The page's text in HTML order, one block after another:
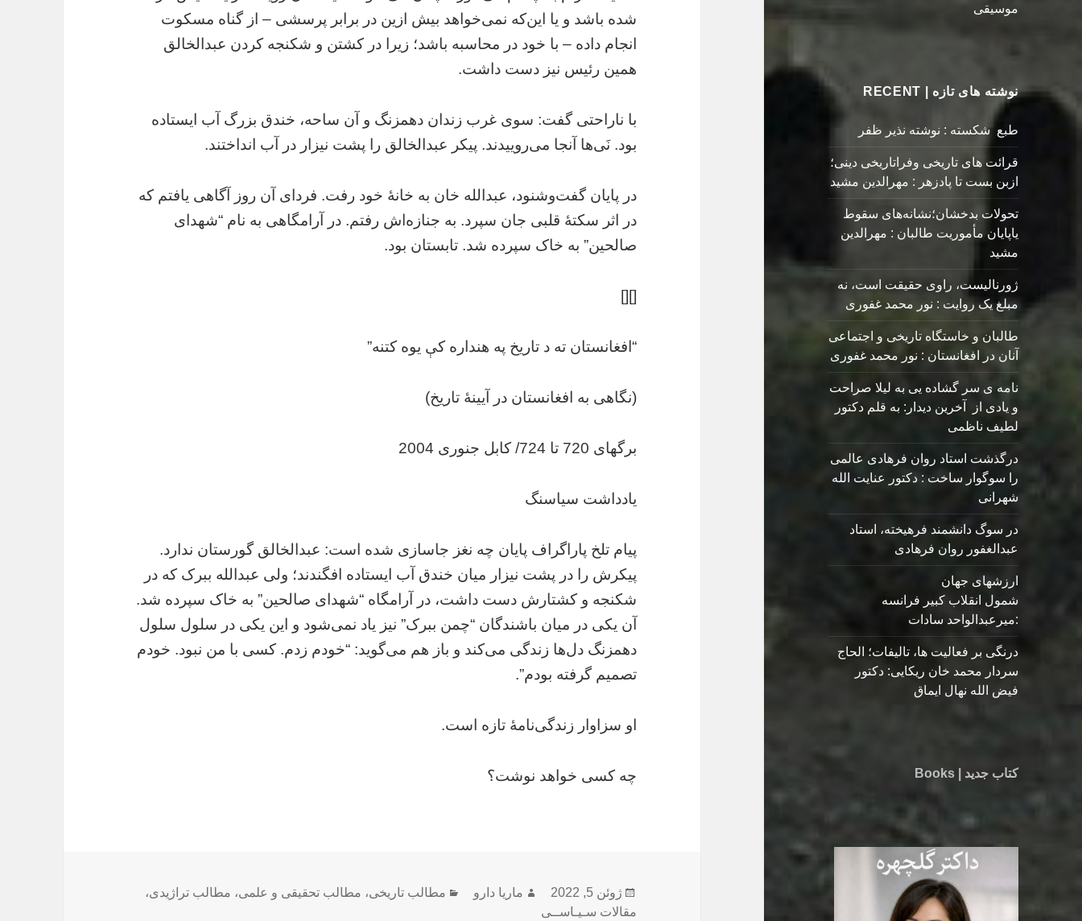
موسیقی
نوشته های تازه | RECENT
طبع شکسته : نوشته نذیر ظفر
قرائت های تاریخی وفراتاریخی دینی؛
ازبن بست تا پادزهر : مهرالدین مشید
تحولات بدخشان؛نشانه‌های سقوط
یاپایان مأموریت طالبان : مهرالدین
مشید
ژورنالیست، راوی حقیقت است، نه
مبلغ یک روایت : نور محمد غفوری
طالبان و خاستگاه تاریخی و اجتماعی
آنان در افغانستان : نور محمد غفوری
نامه ی سر گشاده يی به ليلا صراحت
و یادی از آخرین دیدار: به قلم دکتور
لطیف ناظمی
درگذشت استاد روان فرهادی عالمی
را سوگوار ساخت : دکتور عنایت الله
شهرانی
در سوگ دانشمند فرهیخته، استاد
عبدالغفور روان فرهادی
ارزشهای جهان
شمول انقلاب کبیر فرانسه
:میرعبدالواحد سادات
درنگی بر فعالیت ها، تالیفات؛ الحاج
سردار محمد خان ریکایی: دکتور
فیض الله نهال ایماق
کتاب جدید | Books
شده باشد و یا این‌که نمی‌خواهد بیش ازین در برابر پرسشی – از گناه مسکوت
انجام داده‌ – با خود در محاسبه باشد؛ زیرا در کشتن و شکنجه کردن عبدالخالق
همین رئیس نیز دست داشت.
با ناراحتی گفت: سوی غرب زندان دهمزنگ و آن ساحه، خندق بزرگ آب ایستاده
بود. نَی‌ها آنجا می‌روییدند. پیکر عبدالخالق را پشت نیزار در آب انداختند.
در پایان گفت‌وشنود، عبدالله خان به خانۀ خود رفت. فردای آن روز آگاهی یافتم که
در اثر سکتۀ قلبی جان سپرد. به جنازه‌اش رفتم. در آرامگاهی به نام “شهدای
صالحین” به خاک سپرده شد. تابستان بود.
[][]
“افغانستان ته د تاریخ په هنداره کې یوه کتنه”
(نگاهی به افغانستان در آیینۀ تاریخ)
برگهای 720 تا 724/ کابل جنوری 2004
یادداشت سیاسنگ
پیام تلخ پاراگراف پایان چه نغز جاسازی شده است: عبدالخالق گورستان ندارد.
پیکرش را در پشت نیزار میان خندق آب ایستاده افگندند؛ ولی عبدالله ببرک که در
شکنجه و کشتارش دست داشت، در آرامگاه “شهدای صالحین” به خاک سپرده شد.
آن یکی در میان باشندگان “چمن ببرک” نیز یاد نمی‌شود و این یکی در سلول سلول
دهمزنگ دل‌ها زندگی می‌کند و باز هم می‌گوید: “خودم زدم. کسی با من نبود. خودم
تصمیم گرفته بودم”.
او سزاوار زندگی‌نامۀ تازه است.
چه کسی خواهد نوشت؟
ارسال
شده
ژوئن 5, 2022 نویسنده
ماریا دارو دسته‌ها
مطالب تاریخی، مطالب تحقیقی و علمی، مطالب تراژیدی،
مقالات سـیـاســی